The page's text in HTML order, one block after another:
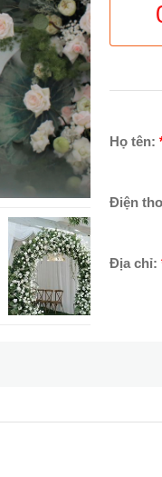
Họ tên:
Điện
Địa chỉ: